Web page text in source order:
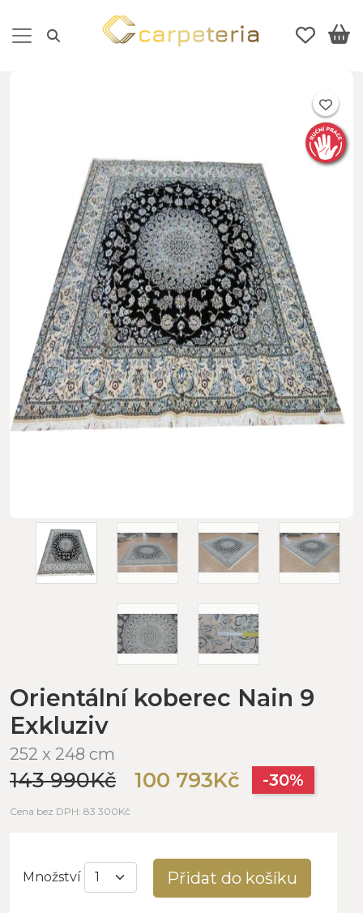
Orientální koberec Nain 9
Exkluziv
252 x 248 cm
143 990Kč 100 793Kč -30%
Cena bez DPH: 83 300Kč
Množství Přidat do košíku